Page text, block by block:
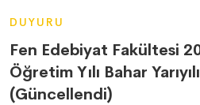
DUYURU
Fen Edebiyat Fakültesi
Öğretim Yılı Bahar
(Güncellendi)